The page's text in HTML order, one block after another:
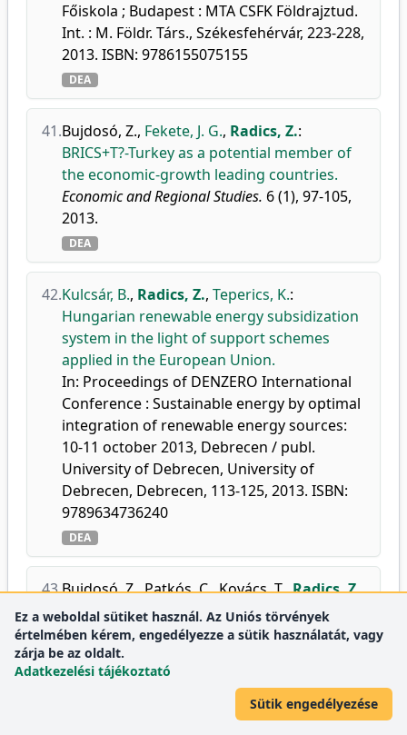
Főiskola ; Budapest : MTA CSFK Földrajztud.
Int. : M. Földr. Társ., Székesfehérvár, 223-228,
2013. ISBN: 9786155075155
DEA
41.Bujdosó, Z., Fekete, J. G., Radics, Z.:
BRICS+T?-Turkey as a potential member of
the economic-growth leading countries.
Economic and Regional Studies. 6 (1), 97-105,
2013.
DEA
42.Kulcsár, B., Radics, Z., Teperics, K.:
Hungarian renewable energy subsidization
system in the light of support schemes
applied in the European Union.
In: Proceedings of DENZERO International
Conference : Sustainable energy by optimal
integration of renewable energy sources:
10-11 october 2013, Debrecen / publ.
University of Debrecen, University of
Debrecen, Debrecen, 113-125, 2013. ISBN:
9789634736240
DEA
43.Bujdosó, Z.,Patkós, C.,Kovács, T.,Radics, Z.,
Baros, Z.,Dávid, L.:The Importance and
Public Acceptance of Biomass and "Green
Energy": the Example of an
Underdeveloped Hungarian Region.
1 (2), 13-25, 2013.
Ez a weboldal sütiket használ. Az Uniós törvények
értelmében kérem, engedélyezze a sütik használatát, vagy
zárja be az oldalt.
Adatkezelési tájékoztató
Sütik engedélyezése